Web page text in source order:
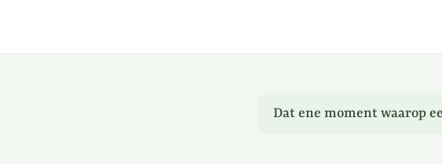
Dat ene moment waarop